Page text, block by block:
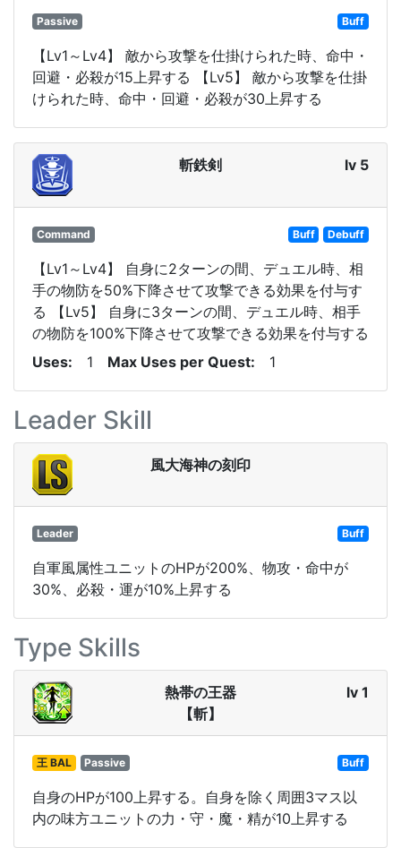
Passive Buff
【Lv1～Lv4】 敵から攻撃を仕掛けられた時、命中・
回避・必殺が15上昇する 【Lv5】 敵から攻撃を仕掛
けられた時、命中・回避・必殺が30上昇する
斬鉄剣 lv 5
Command Buff Debuff
【Lv1～Lv4】 自身に2ターンの間、デュエル時、相
手の物防を50%下降させて攻撃できる効果を付与す
る 【Lv5】 自身に3ターンの間、デュエル時、相手
の物防を100%下降させて攻撃できる効果を付与する
Uses
1 Max Uses per Quest 1
Leader Skill
風大海神の刻印
Leader Buff
自軍風属性ユニットのHPが200%、物攻・命中が
30%、必殺・運が10%上昇する
Type Skills
熱帯の王器
【斬】
lv 1
王 BAL Passive Buff
自身のHPが100上昇する。自身を除く周囲3マス以
内の味方ユニットの力・守・魔・精が10上昇する